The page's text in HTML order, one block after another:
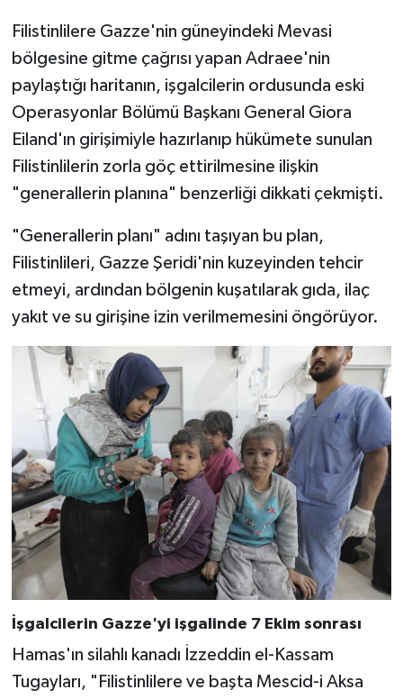
Filistinlilere Gazze'nin güneyindeki Mevasi
bölgesine gitme çağrısı yapan Adraee'nin
paylaştığı haritanın, işgalcilerin ordusunda eski
Operasyonlar Bölümü Başkanı General Giora
Eiland'ın girişimiyle hazırlanıp hükümete sunulan
Filistinlilerin zorla göç ettirilmesine ilişkin
"generallerin planına" benzerliği dikkati çekmişti.
"Generallerin planı" adını taşıyan bu plan,
Filistinlileri, Gazze Şeridi'nin kuzeyinden tehcir
etmeyi, ardından bölgenin kuşatılarak gıda, ilaç
yakıt ve su girişine izin verilmemesini öngörüyor.
İşgalcilerin Gazze'yi işgalinde 7 Ekim sonrası
Hamas'ın silahlı kanadı İzzeddin el-Kassam
Tugayları, "Filistinlilere ve başta Mescid-i Aksa